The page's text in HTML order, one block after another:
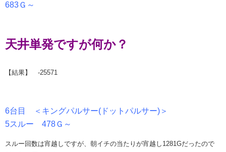
683Ｇ～
天井単発ですが何か？
【結果】 -25571
6台目 ＜キングパルサー(ドットパルサー)＞
5スルー 478Ｇ～
スルー回数は宵越しですが、朝イチの当たりが宵越し1281Gだったので